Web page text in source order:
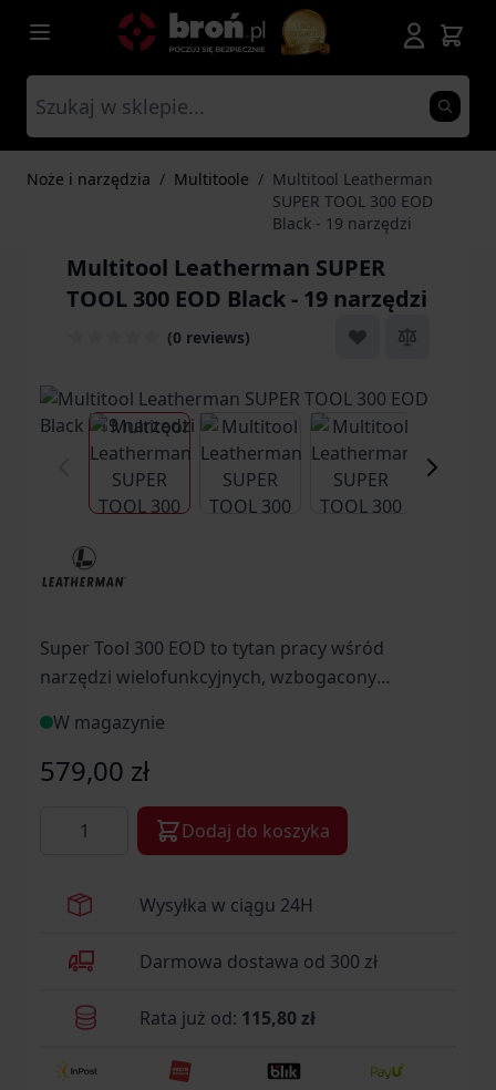
Przejdź do treści
Noże i narzędzia / Multitoole / Multitool Leatherman
SUPER TOOL 300 EOD
Black - 19 narzędzi
Multitool Leatherman SUPER
TOOL 300 EOD Black - 19 narzędzi
(0 reviews)
View larger imageView larger imageView larger
Super Tool 300 EOD to tytan pracy wśród
narzędzi wielofunkcyjnych, wzbogacony
W magazynie
579,00 zł
Dodaj do koszyka
Wysyłka w ciągu 24H
Darmowa dostawa od 300 zł
Rata już od: 115,80 zł